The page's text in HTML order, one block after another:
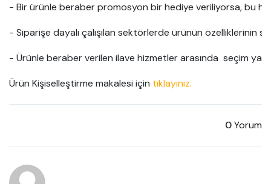
- Bir ürünle beraber promosyon bir hediye veriliyorsa, bu
- Siparişe dayalı çalışılan sektörlerde ürünün özelliklerinin
- Ürünle beraber verilen ilave hizmetler arasında  seçim
Ürün Kişiselleştirme makalesi için tıklayınız.
0Yorum